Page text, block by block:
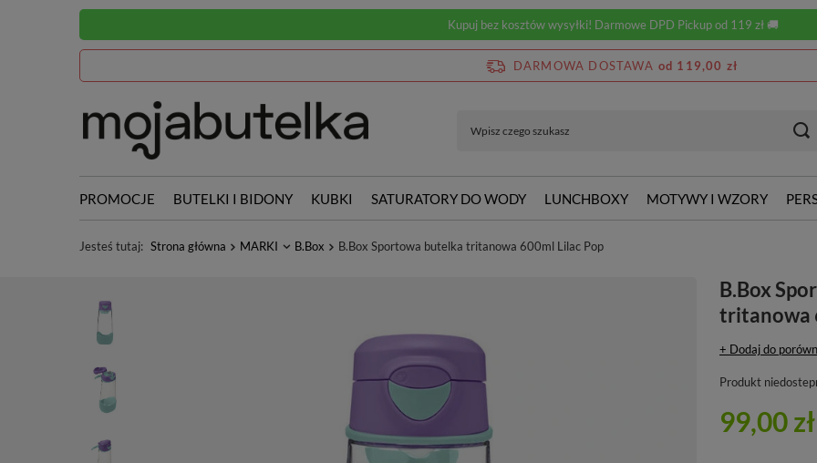
Kupuj bez kosztów wysyłki! Darmowe DPD Pickup od 119 zł 🚚
DARMOWA DOSTAWA od 119,00 zł
PROMOCJE BUTELKI I BIDONY KUBKI SATURATORY DO WODY LUNCHBOXY MOTYWY I WZORY
Jesteś tutaj: Strona główna MARKI B.Box B.Box Sportowa butelka tritanowa 600ml Lilac Pop
B.Box
tritanowa
+ Dodaj do
Produkt
99,00 zł